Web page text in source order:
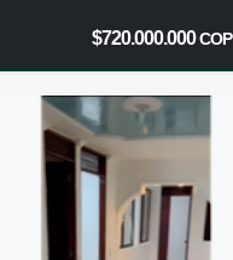
$720.000.000COP